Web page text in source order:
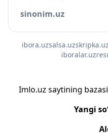
sinonim.uz
ibora.uzsalsa.uzskripka.uz
iboralar.uz
Imlo.uz saytining
Yangi